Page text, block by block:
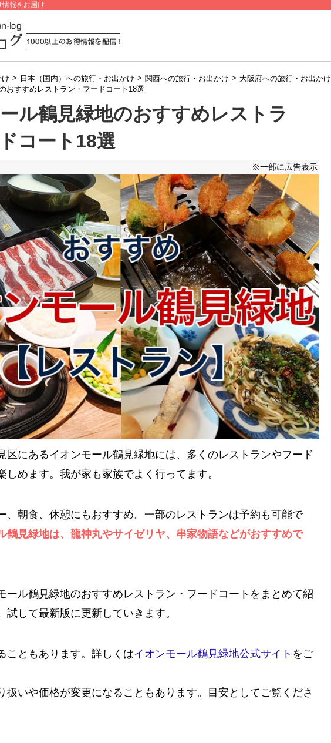
報をお届け
> 日本（国内）への旅行・お出かけ > 関西への旅行・お出かけ > 大阪府への旅行・お出かけ
おすすめレストラン・フードコート18選
ル鶴見緑地のおすすめレストラ
コート18選
※一部に広告表示
区にあるイオンモール鶴見緑地には、多くのレストランやフード
しめます。我が家も家族でよく行ってます。
、朝食、休憩にもおすすめ。一部のレストランは予約も可能で
鶴見緑地は、龍神丸やサイゼリヤ、串家物語などがおすすめで
ール鶴見緑地のおすすめレストラン・フードコートをまとめて紹
試して最新版に更新していきます。
こともあります。詳しくはイオンモール鶴見緑地公式サイト をご
扱いや価格が変更になることもあります。目安としてご覧くださ